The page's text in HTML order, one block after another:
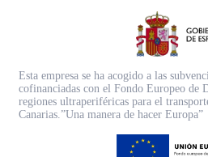
Esta empresa se ha acogido a las
cofinanciadas con el Fondo Europeo de
regiones ultraperiféricas para el
Canarias.”Una manera de hacer Europa”